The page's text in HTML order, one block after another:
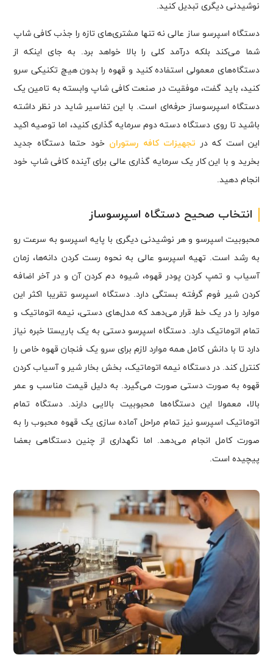
نوشیدنی دیگری تبدیل کنید.
دستگاه اسپرسو ساز عالی نه تنها مشتری‌های تازه را جذب کافی شاپ
شما می‌کند بلکه درآمد کلی را بالا خواهد برد. به جای اینکه از
دستگاه‎‌های معمولی استفاده کنید و قهوه را بدون هیچ تکنیکی سرو
کنید، باید گفت، موفقیت در صنعت کافی شاپ وابسته به تامین یک
دستگاه اسپرسوساز حرفه‌ای است. با این تفاسیر شاید در نظر داشته
باشید تا روی دستگاه دسته دوم سرمایه گذاری کنید، اما توصیه اکید
این است که در تجهیزات کافه رستوران خود حتما دستگاه جدید
بخرید و با این کار یک سرمایه گذاری عالی برای آینده کافی شاپ خود
انجام دهید.
انتخاب صحیح دستگاه اسپرسوساز
محبوبیت اسپرسو و هر نوشیدنی‌ دیگری با پایه اسپرسو به سرعت رو
به رشد است. تهیه اسپرسو عالی به نحوه رست کردن دانه‌ها، زمان
آسیاب و تمپ کردن پودر قهوه، شیوه دم کردن آن و در آخر اضافه
کردن شیر فوم گرفته بستگی دارد. دستگاه اسپرسو تقریبا اکثر این
موارد را در یک خط قرار می‌دهد که مدل‌های دستی، نیمه اتوماتیک و
تمام اتوماتیک دارد. دستگاه اسپرسو دستی به یک باریستا خبره نیاز
دارد تا با دانش کامل همه موارد لازم برای سرو یک فنجان قهوه خاص را
کنترل کند. در دستگاه نیمه اتوماتیک، بخش بخار شیر و آسیاب کردن
قهوه به صورت دستی صورت می‌گیرد. به دلیل قیمت مناسب و عمر
بالا، معمولا این دستگاه‌ها محبوبیت بالایی دارند. دستگاه تمام
اتوماتیک اسپرسو نیز تمام مراحل آماده سازی یک قهوه محبوب را به
صورت کامل انجام می‌دهد. اما نگهداری از چنین دستگاهی بعضا
پیچیده است.